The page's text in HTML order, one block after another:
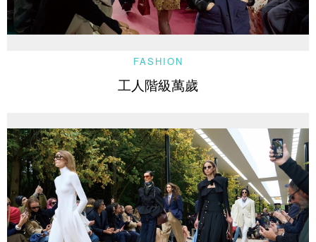
FASHION
工人階級萬歲